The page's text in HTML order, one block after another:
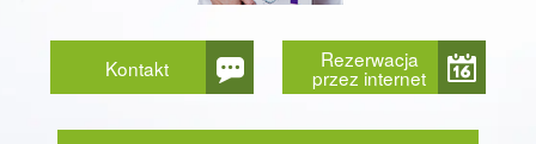
Kontakt Rezerwacja
przez internet